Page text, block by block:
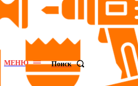
МЕНЮ Поиск